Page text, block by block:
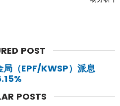
POST
（EPF/KWSP）派息
POSTS